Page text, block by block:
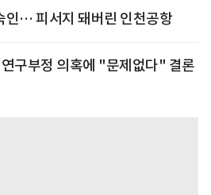
인… 피서지 돼버린 인천공항
구부정 의혹에 "문제없다" 결론